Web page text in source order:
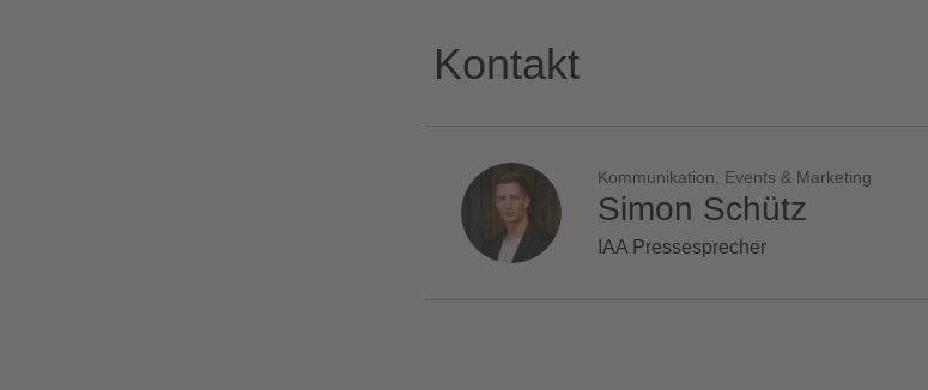
Kontakt
Kommunikation, Events & Marketing
Simon Schütz
IAA Pressesprecher